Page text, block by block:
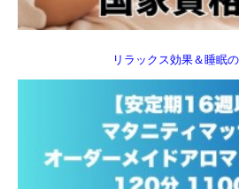
リラックス効果＆睡眠